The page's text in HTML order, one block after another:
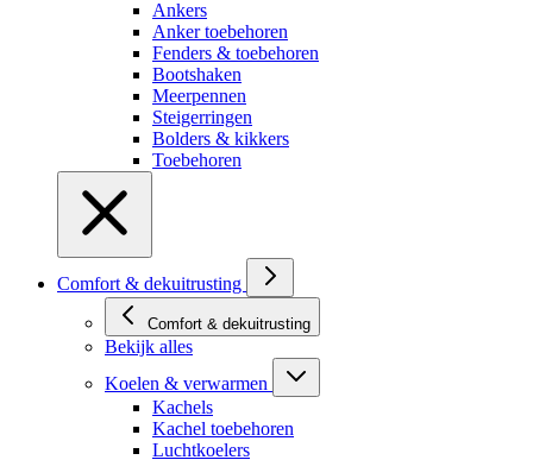
Ankers
Anker toebehoren
Fenders & toebehoren
Bootshaken
Meerpennen
Steigerringen
Bolders & kikkers
Toebehoren
Comfort & dekuitrusting
Comfort & dekuitrusting
Bekijk alles
Koelen & verwarmen
Kachels
Kachel toebehoren
Luchtkoelers